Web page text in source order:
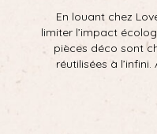
En louant chez
limiter l’impact
pièces déco sont
réutilisées à